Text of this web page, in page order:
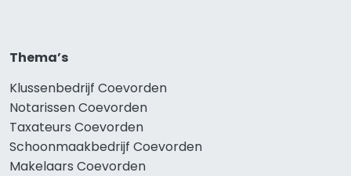
Thema’s
Klussenbedrijf Coevorden
Notarissen Coevorden
Taxateurs Coevorden
Schoonmaakbedrijf Coevorden
Makelaars Coevorden